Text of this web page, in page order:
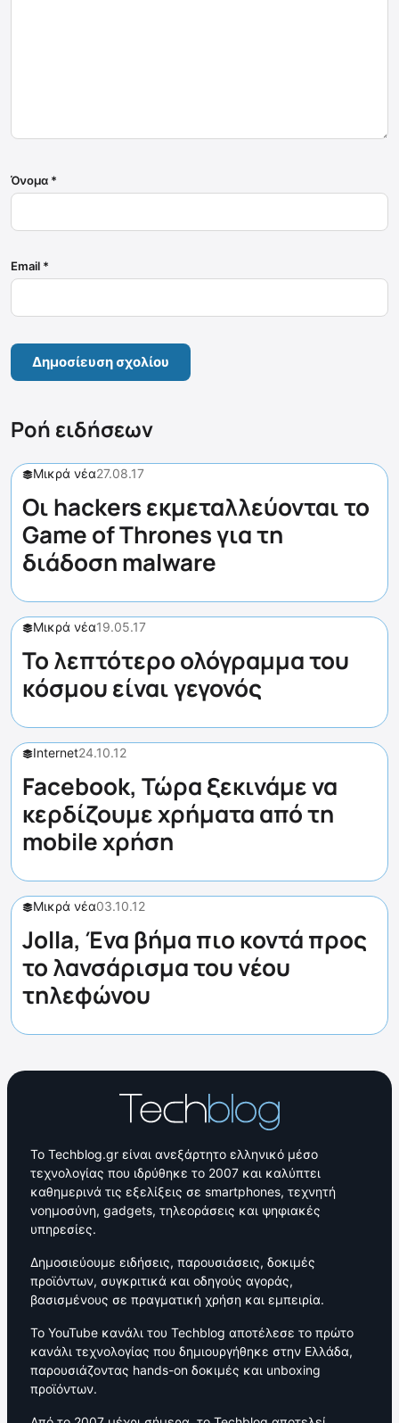
Όνομα *
Email *
Ροή ειδήσεων
Μικρά νέα27.08.17
Οι hackers εκμεταλλεύονται το
Game of Thrones για τη
διάδοση malware
Μικρά νέα19.05.17
Το λεπτότερο ολόγραμμα του
κόσμου είναι γεγονός
Internet24.10.12
Facebook, Τώρα ξεκινάμε να
κερδίζουμε χρήματα από τη
mobile χρήση
Μικρά νέα03.10.12
Jolla, Ένα βήμα πιο κοντά προς
το λανσάρισμα του νέου
τηλεφώνου
Το Techblog.gr είναι ανεξάρτητο ελληνικό μέσο
τεχνολογίας που ιδρύθηκε το 2007 και καλύπτει
καθημερινά τις εξελίξεις σε smartphones, τεχνητή
νοημοσύνη, gadgets, τηλεοράσεις και ψηφιακές
υπηρεσίες.
Δημοσιεύουμε ειδήσεις, παρουσιάσεις, δοκιμές
προϊόντων, συγκριτικά και οδηγούς αγοράς,
βασισμένους σε πραγματική χρήση και εμπειρία.
Το YouTube κανάλι του Techblog αποτέλεσε το πρώτο
κανάλι τεχνολογίας που δημιουργήθηκε στην Ελλάδα,
παρουσιάζοντας hands-on δοκιμές και unboxing
προϊόντων.